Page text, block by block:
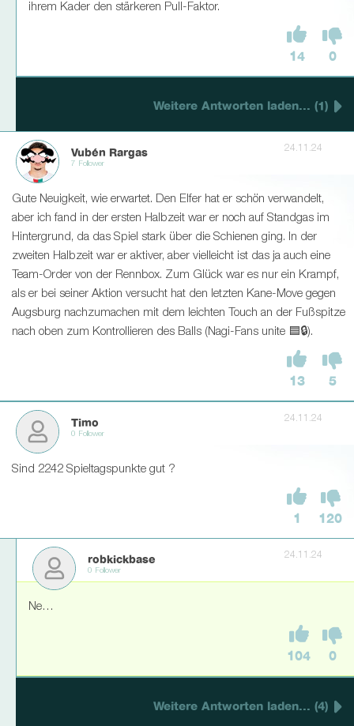
ihrem Kader den stärkeren Pull-Faktor.
14 0
Weitere Antworten laden... (1)
Vubén Rargas
7 Follower
24.11.24
Gute Neuigkeit, wie erwartet. Den Elfer hat er schön verwandelt,
aber ich fand in der ersten Halbzeit war er noch auf Standgas im
Hintergrund, da das Spiel stark über die Schienen ging. In der
zweiten Halbzeit war er aktiver, aber vielleicht ist das ja auch eine
Team-Order von der Rennbox. Zum Glück war es nur ein Krampf,
als er bei seiner Aktion versucht hat den letzten Kane-Move gegen
Augsburg nachzumachen mit dem leichten Touch an der Fußspitze
nach oben zum Kontrollieren des Balls (Nagi-Fans unite 🟦🔒).
13 5
Timo
0 Follower
24.11.24
Sind 2242 Spieltagspunkte gut ?
1 120
robkickbase
0 Follower
24.11.24
Ne…
104 0
Weitere Antworten laden... (4)